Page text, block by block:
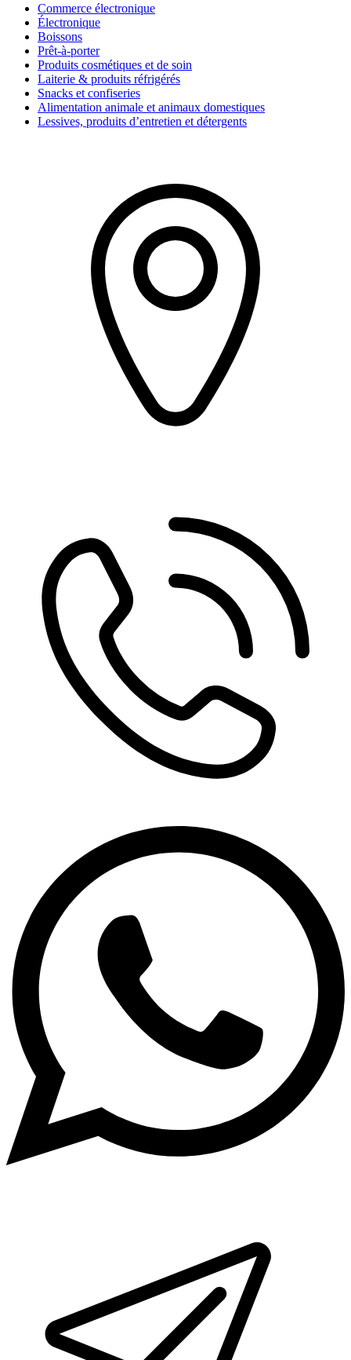
Commerce électronique
Électronique
Boissons
Prêt-à-porter
Produits cosmétiques et de soin
Laiterie & produits réfrigérés
Snacks et confiseries
Alimentation animale et animaux domestiques
Lessives, produits d’entretien et détergents